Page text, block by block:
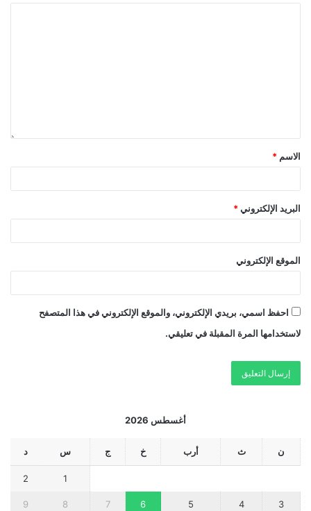
الاسم *
البريد الإلكتروني *
الموقع الإلكتروني
احفظ اسمي، بريدي الإلكتروني، والموقع الإلكتروني في هذا المتصفح
لاستخدامها المرة المقبلة في تعليقي.
أغسطس 2026
ن ث أرب خ ج س د
1
2
3
4
5
6
7
8
9